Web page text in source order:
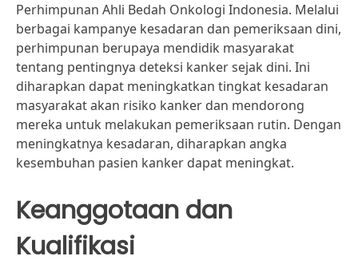
Perhimpunan Ahli Bedah Onkologi Indonesia. Melalui
berbagai kampanye kesadaran dan pemeriksaan dini,
perhimpunan berupaya mendidik masyarakat
tentang pentingnya deteksi kanker sejak dini. Ini
diharapkan dapat meningkatkan tingkat kesadaran
masyarakat akan risiko kanker dan mendorong
mereka untuk melakukan pemeriksaan rutin. Dengan
meningkatnya kesadaran, diharapkan angka
kesembuhan pasien kanker dapat meningkat.
Keanggotaan dan
Kualifikasi